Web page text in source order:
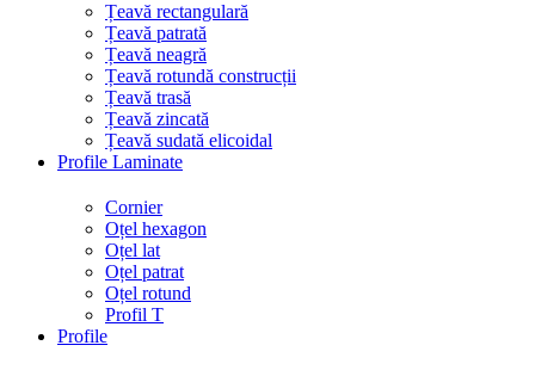
Țeavă rectangulară
Țeavă patrată
Țeavă neagră
Țeavă rotundă construcții
Țeavă trasă
Țeavă zincată
Țeavă sudată elicoidal
Profile Laminate
Cornier
Oțel hexagon
Oțel lat
Oțel patrat
Oțel rotund
Profil T
Profile